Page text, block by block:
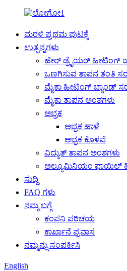
ಮರಳಿ ಪ್ರಥಮ ಪುಟಕ್ಕೆ
ಉತ್ಪನ್ನಗಳು
ಹೇರ್ ಡ್ರೈಯರ್ ಹೀಟಿಂಗ್
ಒಣಗಿಸುವ ತಾಪನ ತಂತಿ
ಮೈಕಾ ಹೀಟಿಂಗ್ ಬ್ಯಾಂಡ್
ಮೈಕಾ ತಾಪನ ಅಂಶಗಳು
ಅಭ್ರಕ
ಅಭ್ರಕ ಹಾಳೆ
ಅಭ್ರಕ ಕೊಳವೆ
ವಿದ್ಯುತ್ ತಾಪನ ಅಂಶಗಳು
ಅಲ್ಯೂಮಿನಿಯಂ ಫಾಯಿಲ್
ಸುದ್ದಿ
FAQ ಗಳು
ನಮ್ಮ ಬಗ್ಗೆ
ಕಂಪನಿ ಪರಿಚಯ
ಕಾರ್ಖಾನೆ ಪ್ರವಾಸ
ನಮ್ಮನ್ನು ಸಂಪರ್ಕಿಸಿ
English